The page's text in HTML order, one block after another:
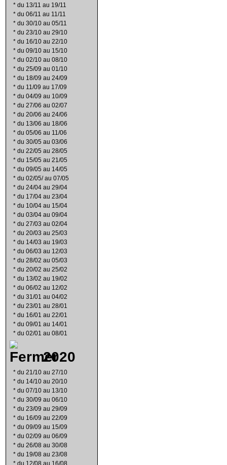
* du 13/11 au 19/11
* du 06/11 au 11/11
* du 30/10 au 05/11
* du 23/10 au 29/10
* du 16/10 au 22/10
* du 09/10 au 15/10
* du 02/10 au 08/10
* du 25/09 au 01/10
* du 18/09 au 24/09
* du 11/09 au 17/09
* du 04/09 au 10/09
* du 27/06 au 02/07
* du 20/06 au 24/06
* du 13/06 au 18/06
* du 05/06 au 11/06
* du 30/05 au 03/06
* du 22/05 au 28/05
* du 15/05 au 21/05
* du 09/05 au 14/05
* du 02/05/ au 07/05
* du 24/04 au 29/04
* du 17/04 au 23/04
* du 10/04 au 15/04
* du 03/04 au 09/04
* du 27/03 au 02/04
* du 20/03 au 25/03
* du 14/03 au 19/03
* du 06/03 au 12/03
* du 28/02 au 05/03
* du 20/02 au 25/02
* du 13/02 au 19/02
* du 06/02 au 12/02
* du 31/01 au 04/02
* du 23/01 au 28/01
* du 16/01 au 22/01
* du 09/01 au 14/01
* du 02/01 au 08/01
2020
* du 21/10 au 27/10
* du 14/10 au 20/10
* du 07/10 au 13/10
* du 30/09 au 06/10
* du 23/09 au 29/09
* du 16/09 au 22/09
* du 09/09 au 15/09
* du 02/09 au 06/09
* du 26/08 au 30/08
* du 19/08 au 23/08
* du 12/08 au 16/08